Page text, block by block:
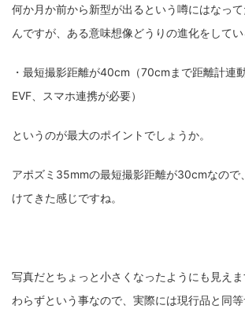
TAMRON TG-6 THETA VILTROX
Z5 Z6II Z9 Z30 Z50II
ライカM10-R ライカX2 ローライ35
何か月か前から新型が出るという噂にはなっ
んですが、ある意味想像どうりの進化をしてい
・最短撮影距離が40cm（70cmまで距離計連
EVF、スマホ連携が必要）
というのが最大のポイントでしょうか。
アポズミ35mmの最短撮影距離が30cmなので
けてきた感じですね。
写真だとちょっと小さくなったようにも見え
わらずという事なので、実際には現行品と同